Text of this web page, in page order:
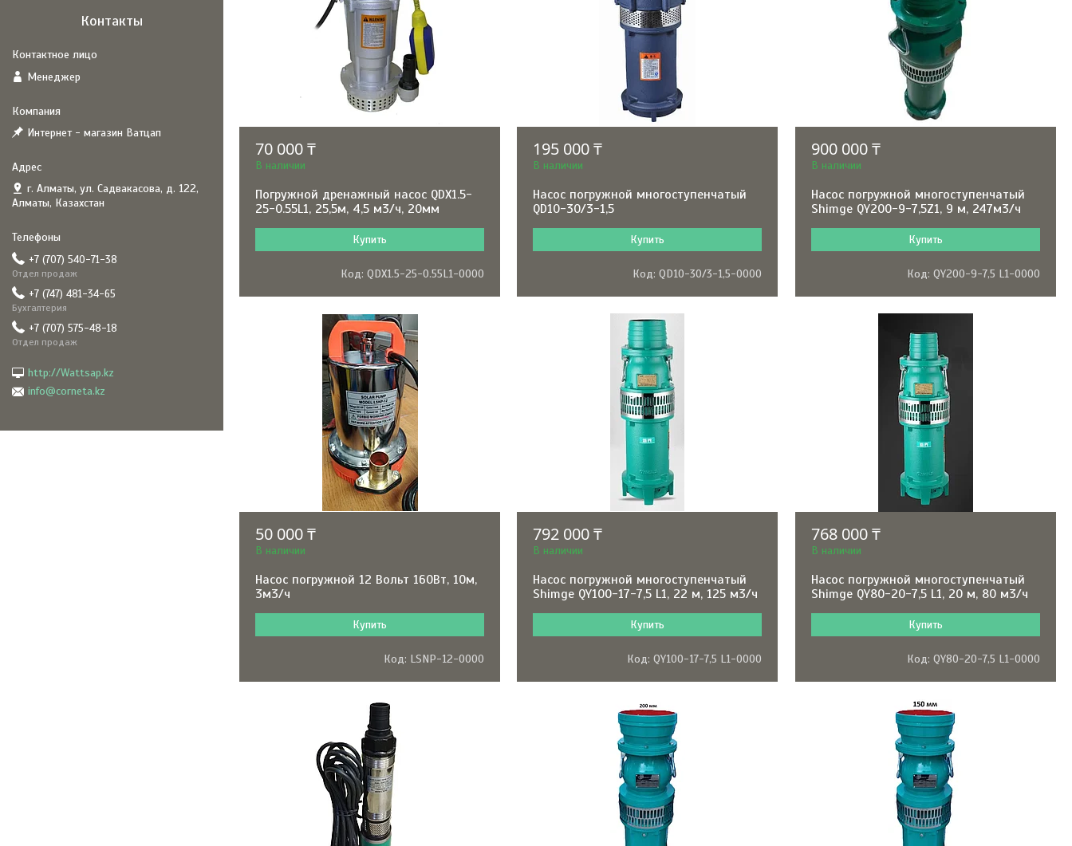
70 000 ₸
В наличии
Погружной дренажный насос QDX1.5-
25-0.55L1, 25,5м, 4,5 м3/ч, 20мм
Купить
QDX1.5-25-0.55L1-0000
195 000 ₸
В наличии
Насос погружной многоступенчатый
QD10-30/3-1,5
Купить
QD10-30/3-1,5-0000
900 000 ₸
В наличии
Насос погружной многоступенчатый
Shimge QY200-9-7,5Z1, 9 м, 247м3/ч
Купить
QY200-9-7,5 L1-0000
50 000 ₸
В наличии
Насос погружной 12 Вольт 160Вт, 10м,
3м3/ч
Купить
LSNP-12-0000
792 000 ₸
В наличии
Насос погружной многоступенчатый
Shimge QY100-17-7,5 L1, 22 м, 125 м3/ч
Купить
QY100-17-7,5 L1-0000
768 000 ₸
В наличии
Насос погружной многоступенчатый
Shimge QY80-20-7,5 L1, 20 м, 80 м3/ч
Купить
QY80-20-7,5 L1-0000
Контакты
Менеджер
Интернет - магазин Ватцап
г. Алматы, ул. Садвакасова, д. 122,
Алматы, Казахстан
+7 (707) 540-71-38
Отдел продаж
+7 (747) 481-34-65
Бухгалтерия
+7 (707) 575-48-18
Отдел продаж
http://Wattsap.kz
info@corneta.kz